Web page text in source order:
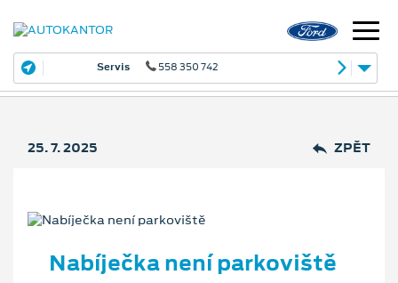
Servis 558 350 742
25. 7. 2025 ZPĚT
Nabíječka není parkoviště